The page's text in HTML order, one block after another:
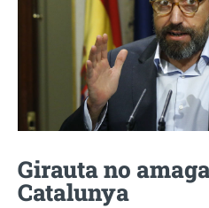
Girauta no
Catalunya